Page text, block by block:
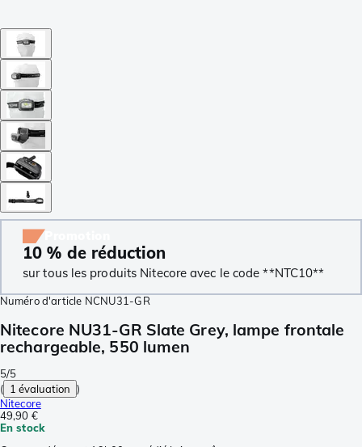
10 % de réduction
sur tous les produits Nitecore avec le code **NTC10**
Numéro d'article NCNU31-GR
Nitecore NU31-GR Slate Grey, lampe frontale
rechargeable, 550 lumen
5/5
( 1 évaluation )
Nitecore
49,90 €
En stock